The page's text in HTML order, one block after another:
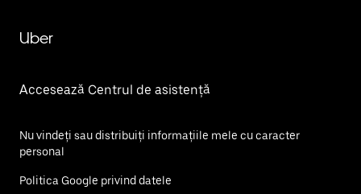
Uber
Accesează Centrul de asistență
Nu vindeți sau distribuiți informațiile mele cu caracter
personal
Politica Google privind datele